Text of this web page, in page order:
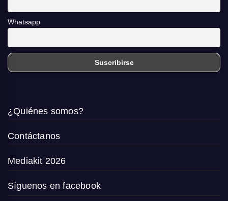
Whatsapp
¿Quiénes somos?
Contáctanos
Mediakit 2026
Síguenos en facebook